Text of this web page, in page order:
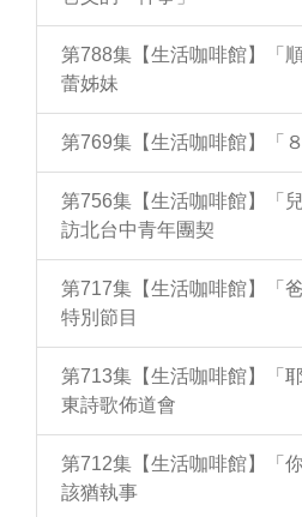
第788集【生活咖啡館】「
蕾姊妹
第769集【生活咖啡館】「
第756集【生活咖啡館】「
訪北台中青年團契
第717集【生活咖啡館】「
特別節目
第713集【生活咖啡館】「
東詩歌佈道會
第712集【生活咖啡館】「
該猶執事